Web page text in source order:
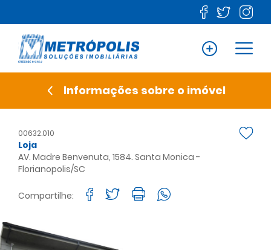
Informações sobre o imóvel
00632.010
Loja
AV. Madre Benvenuta, 1584. Santa Monica -
Florianopolis/SC
Compartilhe: